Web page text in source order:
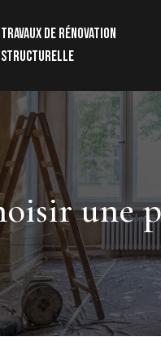
Travaux de rénovation
structurelle
une